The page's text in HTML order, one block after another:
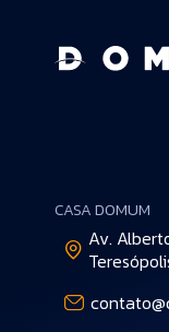
CASA DOMUM
Av.